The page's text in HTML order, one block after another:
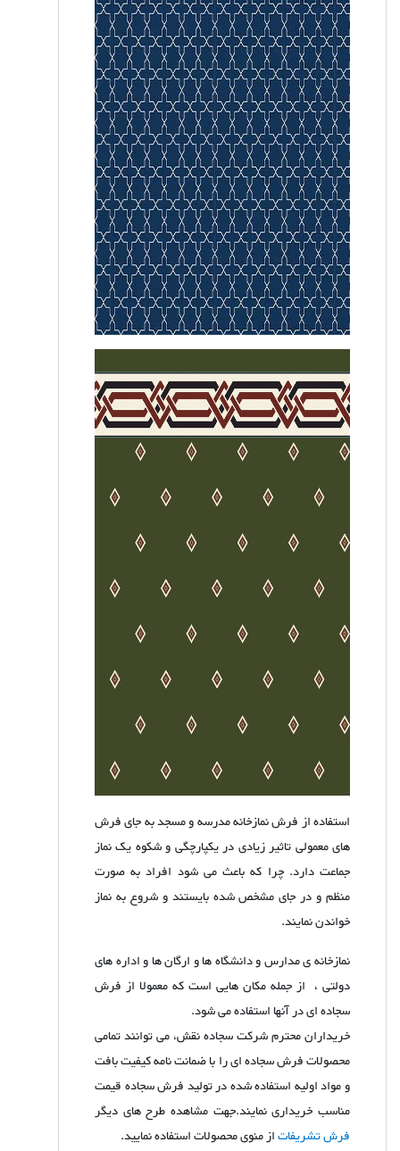
استفاده از فرش نمازخانه مدرسه و مسجد به جای فرش
های معمولی تاثیر زیادی در یکپارچگی و شکوه یک نماز
جماعت دارد. چرا که باعث می شود افراد به صورت
منظم و در جای مشخص شده بایستند و شروع به نماز
خواندن نمایند.
نمازخانه ی مدارس و دانشگاه ها و ارگان ها و اداره های
دولتی ، از جمله مکان هایی است که معمولا از فرش
سجاده ای در آنها استفاده می شود.
خریداران محترم شرکت سجاده نقش، می توانند تمامی
محصولات فرش سجاده ای را با ضمانت نامه کیفیت بافت
و مواد اولیه استفاده شده در تولید فرش سجاده قیمت
مناسب خریداری نمایند.جهت مشاهده طرح های دیگر
فرش تشریفاتاز منوی محصولات استفاده نمایید.